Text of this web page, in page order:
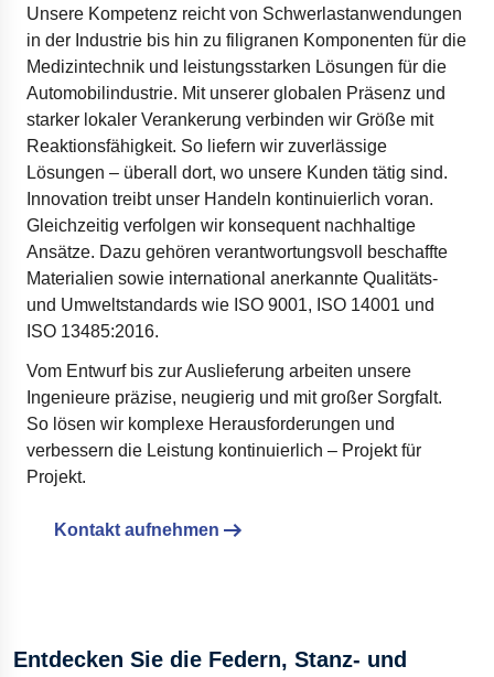
Unsere Kompetenz reicht von Schwerlastanwendungen
in der Industrie bis hin zu filigranen Komponenten für die
Medizintechnik und leistungsstarken Lösungen für die
Automobilindustrie. Mit unserer globalen Präsenz und
starker lokaler Verankerung verbinden wir Größe mit
Reaktionsfähigkeit. So liefern wir zuverlässige
Lösungen – überall dort, wo unsere Kunden tätig sind.
Innovation treibt unser Handeln kontinuierlich voran.
Gleichzeitig verfolgen wir konsequent nachhaltige
Ansätze. Dazu gehören verantwortungsvoll beschaffte
Materialien sowie international anerkannte Qualitäts-
und Umweltstandards wie ISO 9001, ISO 14001 und
ISO 13485:2016.
Vom Entwurf bis zur Auslieferung arbeiten unsere
Ingenieure präzise, neugierig und mit großer Sorgfalt.
So lösen wir komplexe Herausforderungen und
verbessern die Leistung kontinuierlich – Projekt für
Projekt.
Kontakt aufnehmen
Entdecken Sie die Federn, Stanz- und